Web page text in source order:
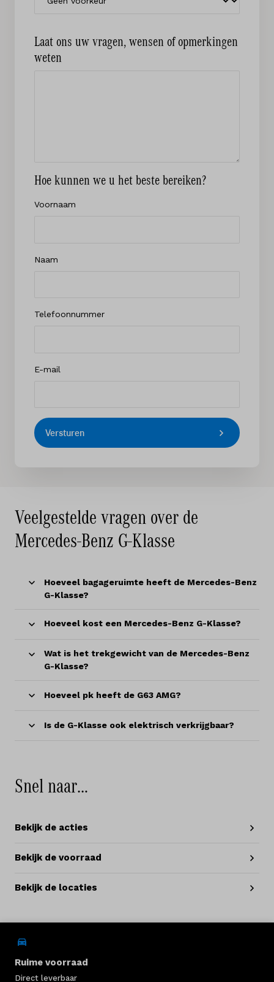
Laat ons uw vragen, wensen of opmerkingen
weten
Hoe kunnen we u het beste bereiken?
Voornaam
Naam
Telefoonnummer
E-mail
Versturen
Veelgestelde vragen over de
Mercedes-Benz G-Klasse
Hoeveel bagageruimte heeft de Mercedes-Benz
G-Klasse?
Hoeveel kost een Mercedes-Benz G-Klasse?
Wat is het trekgewicht van de Mercedes-Benz
G-Klasse?
Hoeveel pk heeft de G63 AMG?
Is de G-Klasse ook elektrisch verkrijgbaar?
Snel naar…
Bekijk de acties
Bekijk de voorraad
Bekijk de locaties
Ruime voorraad
Direct leverbaar